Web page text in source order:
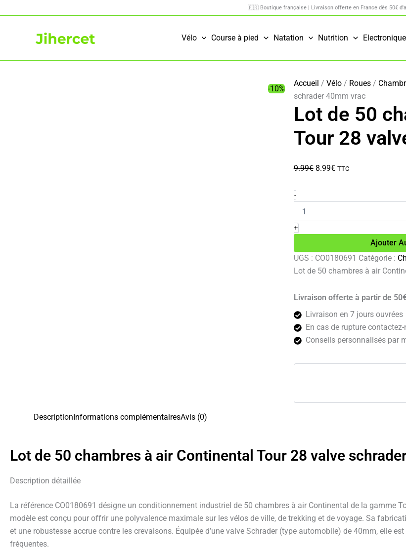
au
🇫🇷 Boutique française | Livraison offerte en France dès 50€
Vélo Course à pied Natation Nutrition Electronique
-10%
Accueil / Vélo/ Roues/
schrader 40mm vrac
Lot de 50
Tour 28
9.99€ Le
9.99€.
8.99€Le
8.99€.
TTC
-quantité
de
Lot
de
50
à
air
Continental
valve
schrader
40mm
vrac
+
Ajouter
UGS : CO0180691 Catégorie :
Lot de 50 chambres à air
Livraison offerte à partir de
Livraison en 7 jours ouvrées
En cas de rupture
Conseils personnalisés par
DescriptionInformations complémentairesAvis (0)
Lot de 50 chambres à air Continental Tour 28 valve
Description détaillée
La référence CO0180691 désigne un conditionnement industriel de 50 chambres à air Continental de la gamme
modèle est conçu pour offrir une polyvalence maximale sur les vélos de ville, de trekking et de voyage. Sa
et une robustesse accrue contre les crevaisons. Équipée d’une valve Schrader (type automobile) de 40mm, elle
fréquentes.